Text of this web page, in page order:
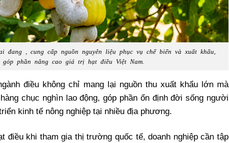
đang , cung cấp nguồn nguyên liệu phục vụ chế biến và xuất khẩu,
góp phần nâng cao giá trị hạt điều Việt Nam.
điều không chỉ mang lại nguồn thu xuất khẩu lớn mà
chục nghìn lao động, góp phần ổn định đời sống người
kinh tế nông nghiệp tại nhiều địa phương.
điều khi tham gia thị trường quốc tế, doanh nghiệp cần tập